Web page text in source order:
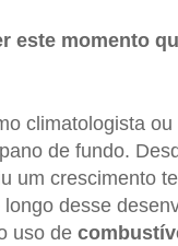
este momento
climatologista ou
de fundo.
um crescimento
desse
uso de